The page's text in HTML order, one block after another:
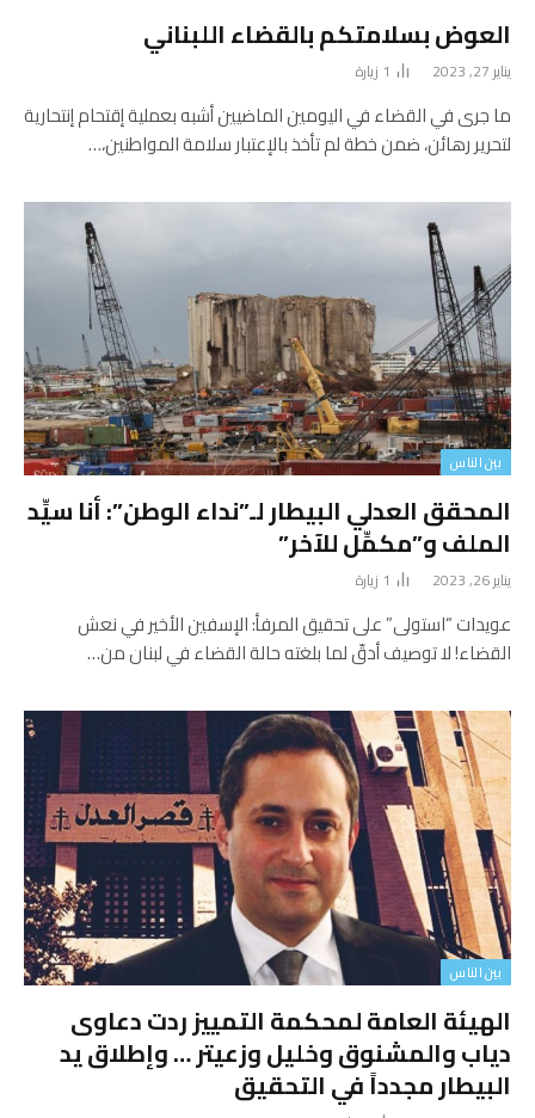
العوض بسلامتكم بالقضاء اللبناني
يناير 27, 2023 1 زيارة
ما جرى في القضاء في اليومين الماضيين أشبه بعملية إقتحام إنتحارية
لتحرير رهائن، ضمن خطة لم تأخذ بالإعتبار سلامة المواطنين،…
بين الناس
المحقق العدلي البيطار لـ”نداء الوطن”: أنا سيِّد
الملف و”مكمِّل للآخر”
يناير 26, 2023 1 زيارة
عويدات “استولى” على تحقيق المرفأ: الإسفين الأخير في نعش
القضاء! لا توصيف أدقّ لما بلغته حالة القضاء في لبنان من…
بين الناس
الهيئة العامة لمحكمة التمييز ردت دعاوى
دياب والمشنوق وخليل وزعيتر … وإطلاق يد
البيطار مجدداً في التحقيق